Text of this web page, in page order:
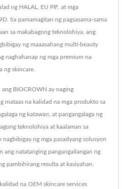
ng HALAL, EU PIF, at mga
Sa pamamagitan ng pagsasama-sama
sa makabagong teknolohiya, ang
ng maaasahang multi-beauty
naghahanap ng mga premium na
ng skincare.
BIOCROWN ay naging
mataas na kalidad na mga produkto sa
ng katawan, at pangangalaga ng
teknolohiya at kaalaman sa
ng mga pasadyang solusyon
ang natatanging pangangailangan ng
pambihirang resulta at kasiyahan.
na OEM skincare services